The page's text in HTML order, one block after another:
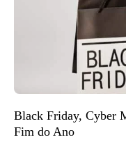
Black Friday, Cyber
Fim do Ano